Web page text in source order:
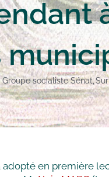
Groupe socialiste Sénat
adopté en première